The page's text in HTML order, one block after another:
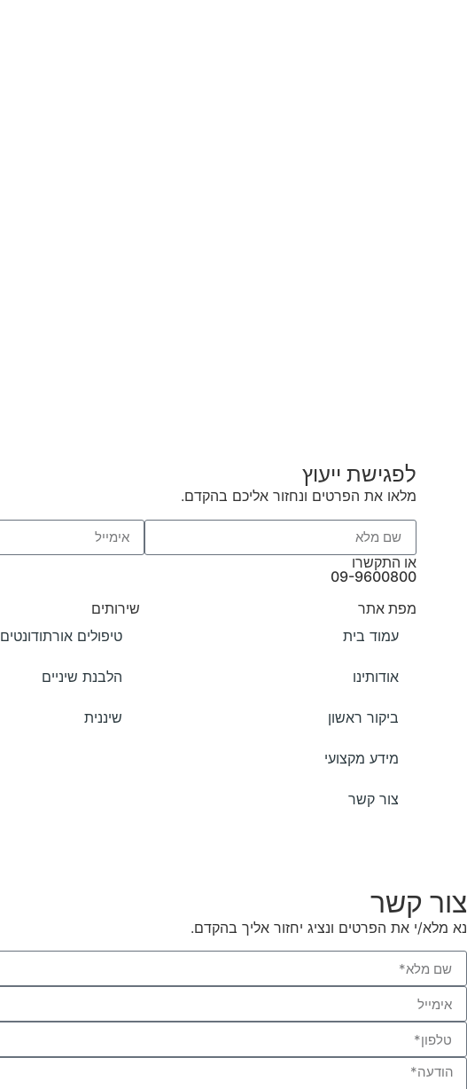
לפגישת ייעוץ
מלאו את הפרטים ונחזור אליכם בהקדם.
או התקשרו
09-9600800
מפת אתר
עמוד בית
אודותינו
ביקור ראשון
מידע מקצועי
צור קשר
שירותים
טיפולים אורתודונטים
הלבנת שיניים
שיננית
צור קשר
נא מלא/י את הפרטים ונציג יחזור אליך בהקדם.